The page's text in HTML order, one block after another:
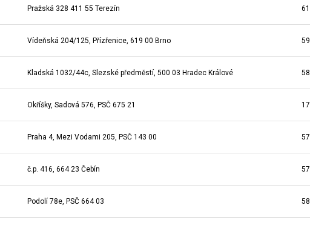
Pražská 328 411 55 Terezín
Vídeňská 204/125, Přízřenice, 619 00 Brno
Kladská 1032/44c, Slezské předměstí, 500 03 Hradec Králové
Okříšky, Sadová 576, PSČ 675 21
Praha 4, Mezi Vodami 205, PSČ 143 00
č.p. 416, 664 23 Čebín
Podolí 78e, PSČ 664 03